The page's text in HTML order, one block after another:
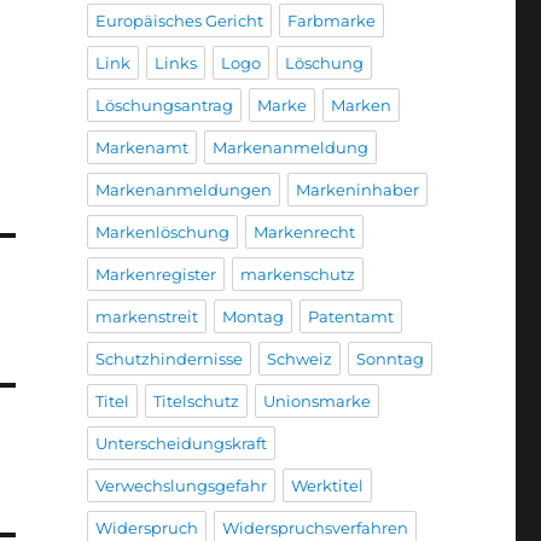
Europäisches Gericht Farbmarke
Link Links Logo Löschung
Löschungsantrag Marke Marken
Markenamt Markenanmeldung
Markenanmeldungen Markeninhaber
Markenlöschung Markenrecht
Markenregister markenschutz
markenstreit Montag Patentamt
Schutzhindernisse Schweiz Sonntag
Titel Titelschutz Unionsmarke
Unterscheidungskraft
Verwechslungsgefahr Werktitel
Widerspruch Widerspruchsverfahren